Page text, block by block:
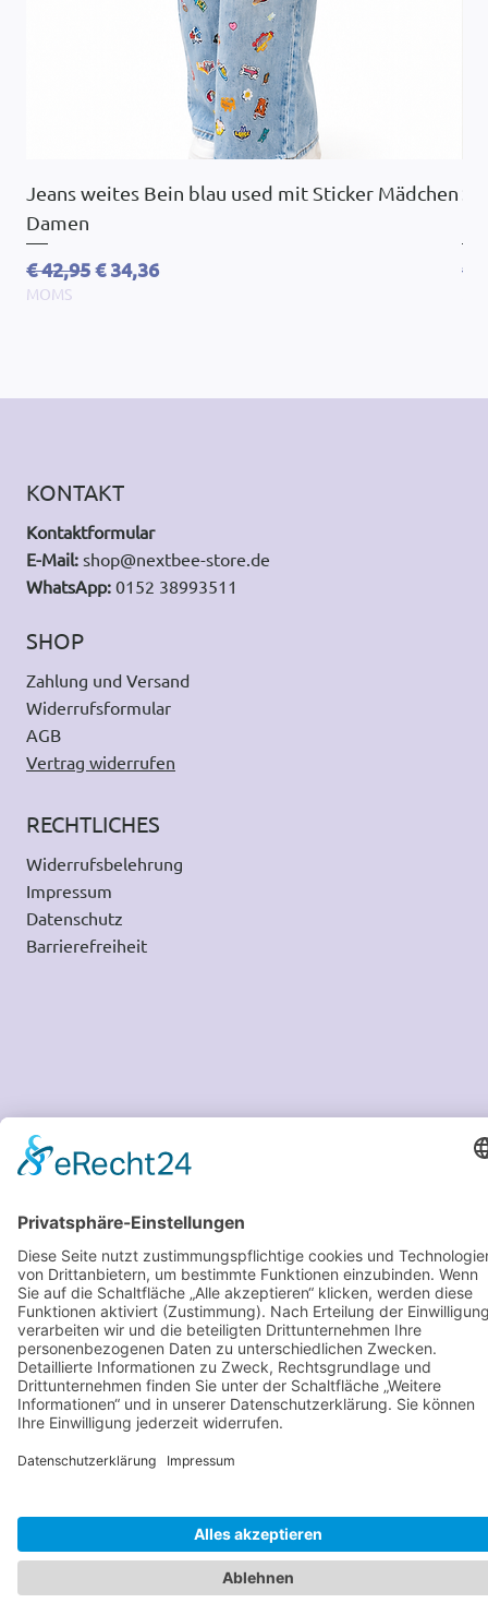
Jeans weites Bein blau used mit Sticker Mädchen
Damen
Standardpreis
€ 42,95Sale-Preis
€ 34,36
MOMS
€
KONTAKT
Kontaktformular
E-Mail: shop@nextbee-store.de
WhatsApp: 0152 38993511
SHOP
Zahlung und Versand
Widerrufsformular
AGB
Vertrag widerrufen
RECHTLICHES
Widerrufsbelehrung
Impressum
Datenschutz
Barrierefreiheit